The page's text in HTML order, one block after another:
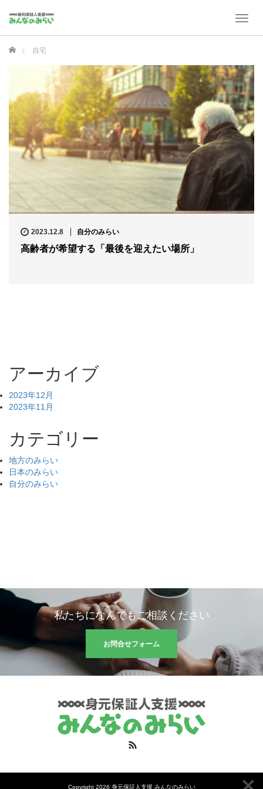
T
l
e
n
a
v
i
g
ホーム 自宅
2023.12.8 自分のみらい
高齢者が希望する「最後を迎えたい場所」
アーカイブ
2023年12月
2023年11月
カテゴリー
地方のみらい
日本のみらい
自分のみらい
私たちになんでもご相談ください
お問合せフォーム
Copyright 2026 身元保証人支援 みんなのみらい